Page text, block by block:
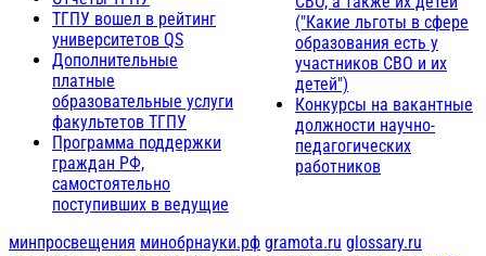
ТГПУ вошел в рейтинг
университетов QS
Дополнительные
платные
образовательные услуги
факультетов ТГПУ
Программа поддержки
граждан РФ,
самостоятельно
поступивших в ведущие
("Какие льготы в сфере
образования есть у
участников СВО и их
детей")
Конкурсы на вакантные
должности научно-
педагогических
работников
минпросвещения минобрнауки.рф gramota.ru glossary.ru